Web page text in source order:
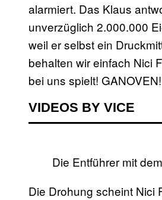
alarmiert. Das Klaus
unverzüglich 2.000.000
weil er selbst ein
behalten wir einfach Nici
bei uns spielt!
VIDEOS BY VICE
Die Entführer mit
Die Drohung scheint Nici